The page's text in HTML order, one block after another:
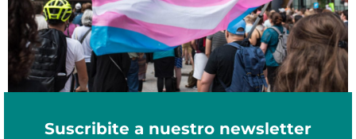
Suscribite a nuestro newsletter